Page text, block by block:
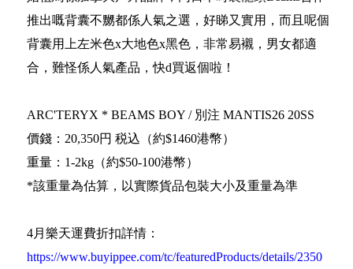
推出嘅背囊不嬲都係人氣之選，好睇又實用，而且呢個
背囊用上左米色x大地色x黑色，非常易襯，男女都適
合，難怪係人氣產品，快d買返個啦！
ARC'TERYX * BEAMS BOY / 別注 MANTIS26 20SS
價錢：20,350円 税込（約$1460港幣）
重量：1-2kg（約$50-100港幣）
*該重量為估算，以實際貨品包裝大小及重量為準
4月樂天運費折扣詳情：
https://www.buyippee.com/tc/featuredProducts/details/2350